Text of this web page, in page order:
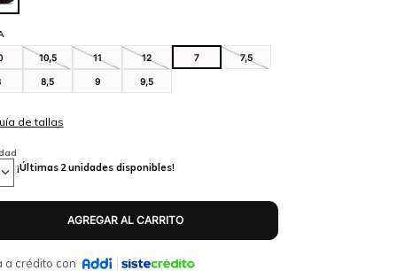
10,5 11 12 7 7,5
8,5 9 9,5
¡Últimas 2 unidades disponibles!
a crédito con